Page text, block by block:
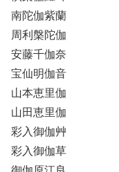
南陀伽紫蘭
周利槃陀伽
安藤千伽奈
宝仙明伽音
山本恵里伽
山田恵里伽
彩入御伽艸
彩入御伽草